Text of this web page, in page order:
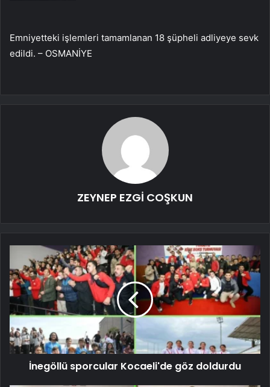
Emniyetteki işlemleri tamamlanan 18 şüpheli adliyeye sevk
edildi. – OSMANİYE
ZEYNEP EZGİ COŞKUN
İnegöllü sporcular Kocaeli'de göz doldurdu